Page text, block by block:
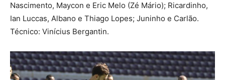
Nascimento, Maycon e Eric Melo (Zé Mário); Ricardinho,
Ian Luccas, Albano e Thiago Lopes; Juninho e Carlão.
Técnico: Vinícius Bergantin.